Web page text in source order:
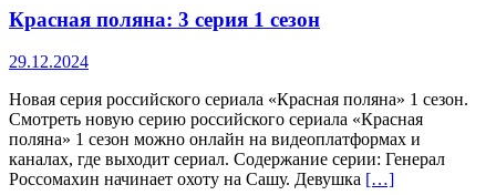
Красная поляна: 3 серия 1 сезон
29.12.2024
Новая серия российского сериала «Красная поляна» 1 сезон.
Смотреть новую серию российского сериала «Красная
поляна» 1 сезон можно онлайн на видеоплатформах и
каналах, где выходит сериал. Содержание серии: Генерал
Россомахин начинает охоту на Сашу. Девушка […]